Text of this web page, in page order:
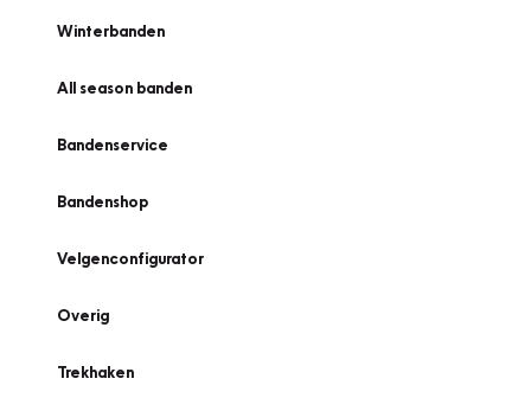
Winterbanden
All season banden
Bandenservice
Bandenshop
Velgenconfigurator
Overig
Trekhaken